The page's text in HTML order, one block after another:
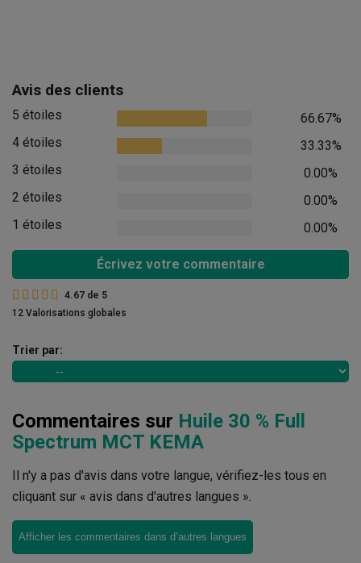
Avis des clients
5 étoiles
66.67%
4 étoiles
33.33%
3 étoiles
0.00%
2 étoiles
0.00%
1 étoiles
0.00%
Écrivez votre commentaire
4.67 de 5
12 Valorisations globales
Trier par:
Commentaires sur Huile 30 % Full
Spectrum MCT KEMA
Il n'y a pas d'avis dans votre langue, vérifiez-les tous en
cliquant sur « avis dans d'autres langues ».
Afficher les commentaires dans d’autres langues